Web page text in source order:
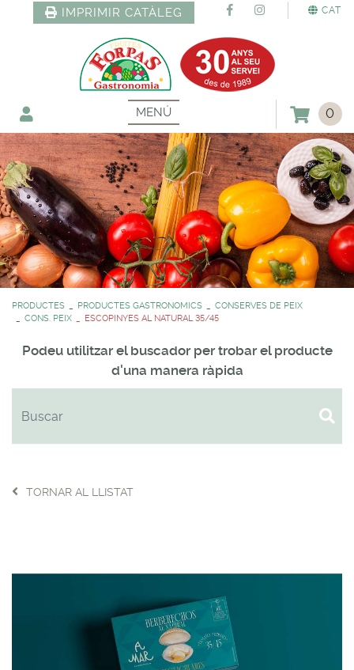
CAT
IMPRIMIR CATÀLEG
MENÚ 0
PRODUCTES PRODUCTES GASTRONOMICS
CONSERVES DE PEIX
CONS. PEIX
ESCOPINYES AL NATURAL 35/45
Podeu utilitzar el buscador per trobar el producte
d'una manera ràpida
TORNAR AL LLISTAT